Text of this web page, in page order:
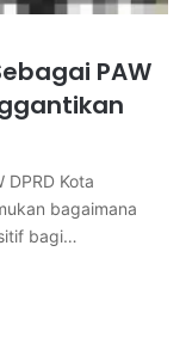
PAW
DPRD Kota
bagaimana
bagi…